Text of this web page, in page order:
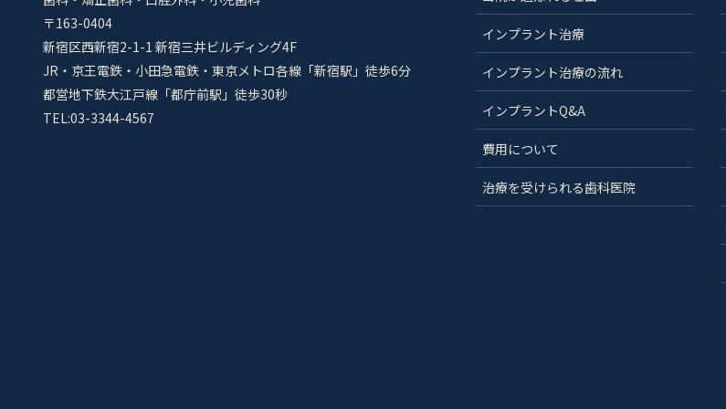
〒163-0404
新宿区西新宿2-1-1 新宿三井ビルディング4F
JR・京王電鉄・小田急電鉄・東京メトロ各線「新宿駅」徒歩6分
都営地下鉄大江戸線「都庁前駅」徒歩30秒
TEL:03-3344-4567
インプラント治療
インプラント治療の流れ
インプラントQ&A
費用について
治療を受けられる歯科医院